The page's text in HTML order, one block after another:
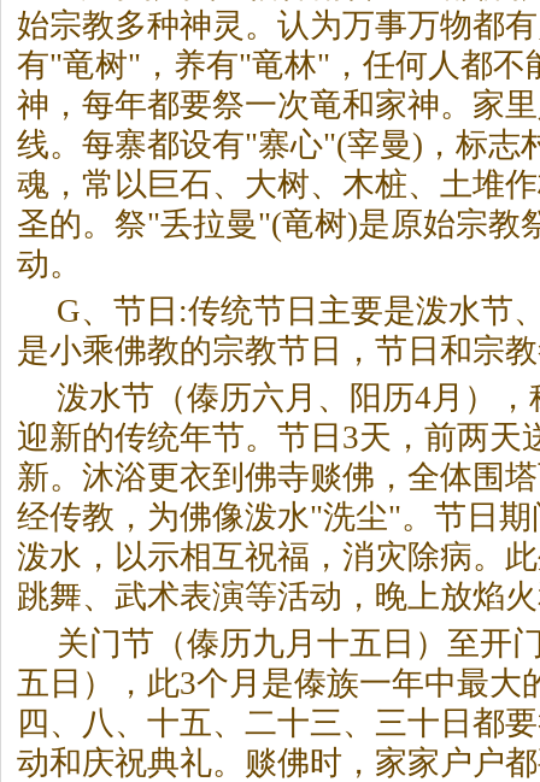
始宗教多种神灵。认为万事万物都
有"竜树"，养有"竜林"，任何人都不
神，每年都要祭一次竜和家神。家
线。每寨都设有"寨心"(宰曼)，标志
魂，常以巨石、大树、木桩、土堆
圣的。祭"丢拉曼"(竜树)是原始宗教
动。
G、节日:传统节日主要是泼水节
是小乘佛教的宗教节日，节日和宗
泼水节（傣历六月、阳历4月）
迎新的传统年节。节日3天，前两天
新。沐浴更衣到佛寺赕佛，全体围
经传教，为佛像泼水"洗尘"。节日
泼水，以示相互祝福，消灾除病。
跳舞、武术表演等活动，晚上放焰
关门节（傣历九月十五日）至开
五日），此3个月是傣族一年中最大
四、八、十五、二十三、三十日都
动和庆祝典礼。赕佛时，家家户户